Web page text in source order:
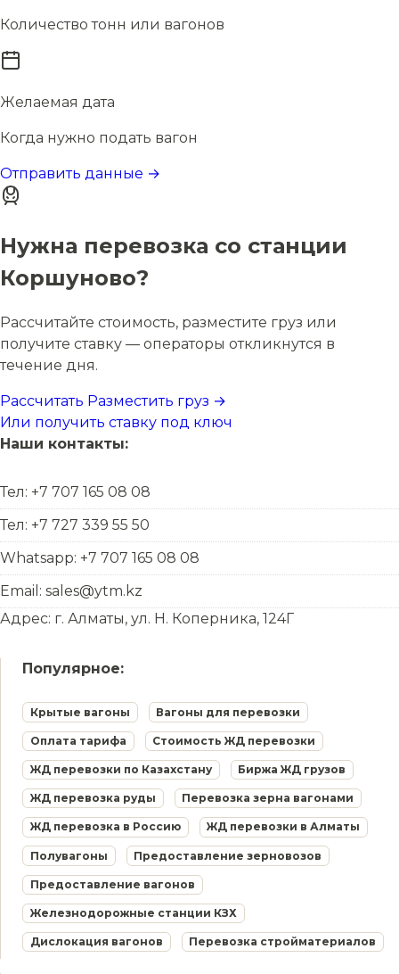
Количество тонн или вагонов
Желаемая дата
Когда нужно подать вагон
Отправить данные →
Нужна перевозка со станции
Коршуново?
Рассчитайте стоимость, разместите груз или
получите ставку — операторы откликнутся в
течение дня.
Рассчитать Разместить груз →
Или получить ставку под ключ
Наши контакты:
Тел: +7 707 165 08 08
Тел: +7 727 339 55 50
Whatsapp: +7 707 165 08 08
Email: sales@ytm.kz
Адрес: г. Алматы, ул. Н. Коперника, 124Г
Популярное:
Крытые вагоны Вагоны для перевозки
Оплата тарифа Стоимость ЖД перевозки
ЖД перевозки по Казахстану Биржа ЖД грузов
ЖД перевозка руды Перевозка зерна вагонами
ЖД перевозка в Россию ЖД перевозки в Алматы
Полувагоны Предоставление зерновозов
Предоставление вагонов
Железнодорожные станции КЗХ
Дислокация вагонов Перевозка стройматериалов